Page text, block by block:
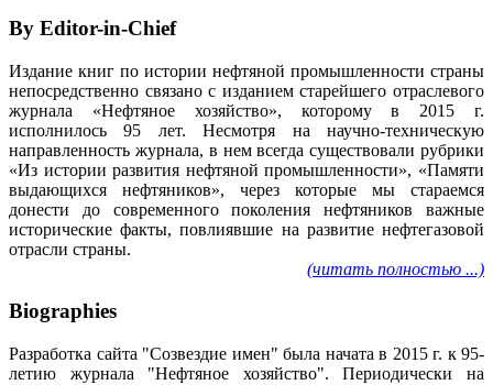
By Editor-in-Chief
Издание книг по истории нефтяной промышленности страны
непосредственно связано с изданием старейшего отраслевого
журнала «Нефтяное хозяйство», которому в 2015 г.
исполнилось 95 лет. Несмотря на научно-техническую
направленность журнала, в нем всегда существовали рубрики
«Из истории развития нефтяной промышленности», «Памяти
выдающихся нефтяников», через которые мы стараемся
донести до современного поколения нефтяников важные
исторические факты, повлиявшие на развитие нефтегазовой
отрасли страны.
(читать полностью ...)
Biographies
Разработка сайта "Созвездие имен" была начата в 2015 г. к 95-
летию журнала "Нефтяное хозяйство". Периодически на